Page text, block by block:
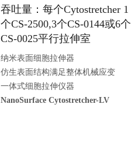
吞吐量：每个Cytostretcher 1
个CS-2500,3个CS-0144或6个
CS-0025平行拉伸室
纳米表面细胞拉伸器
仿生表面结构满足整体机械应变
一体式细胞拉伸仪器
NanoSurface Cytostretcher-LV